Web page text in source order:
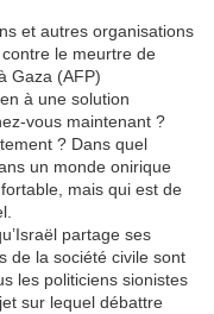
et autres organisations
le meurtre de
Gaza (AFP)
à une solution
vous maintenant ?
? Dans quel
un monde onirique
mais qui est de
partage ses
de la société civile sont
les politiciens sionistes
sur lequel débattre